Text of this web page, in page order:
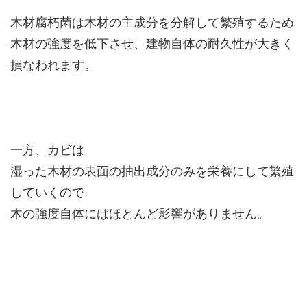
木材腐朽菌は木材の主成分を分解して繁殖するため
木材の強度を低下させ、建物自体の耐久性が大きく
損なわれます。
一方、カビは
湿った木材の表面の抽出成分のみを栄養にして繁殖
していくので
木の強度自体にはほとんど影響がありません。